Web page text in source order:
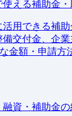
える補助金・
用できる補
交付金、企業
金額・申請方
資・補助金